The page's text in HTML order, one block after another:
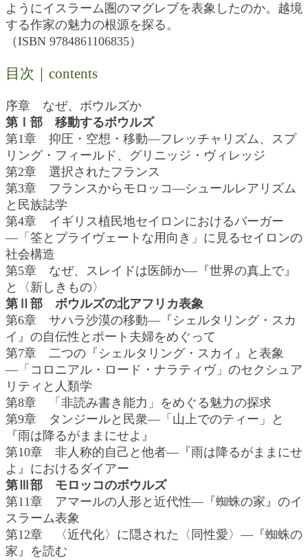
ようにイスラーム圏のマグレブを表象したのか。越境
する作家の魅力の根源を探る。
（ISBN 9784861106835）
目次｜contents
序章 なぜ、ボウルズか
第Ⅰ部 移動するボウルズ
第1章 抑圧・空想・移動―フレッチャリズム、スプ
リング・フィールド、グリニッジ・ヴィレッジ
第2章 選択されたフランス
第3章 フランスからモロッコ―シュールレアリズム
と民族誌学
第4章 イギリス植民地セイロンにおけるバーガー
―「筌とプライヴェートな用向き」に見るセイロンの
社会構造
第5章 なぜ、スレイドは医師か―『世界の真上で』
と〈新しきもの〉
第Ⅱ部 ボウルズの北アフリカ表象
第6章 サハラ沙漠の移動―『シェルタリング・スカ
イ』の自伝性とポート夫婦をめぐって
第7章 二つの『シェルタリング・スカイ』と表象
―「コロニアル・ロード・ナラティヴ」のセクシュア
リティと人類学
第8章 「非読み書き能力」をめぐる魅力の探求
第9章 タンジールと民衆―「山上でのティー」と
『雨は降るがままにせよ』
第10章 非人称的自己と他者―『雨は降るがままにせ
よ』におけるダイアー
第Ⅲ部 モロッコのボウルズ
第11章 アマールの人形と近代性―『蜘蛛の家』のイ
スラーム表象
第12章 〈近代化〉に隠された〈同性愛〉―『蜘蛛の
家』を読む